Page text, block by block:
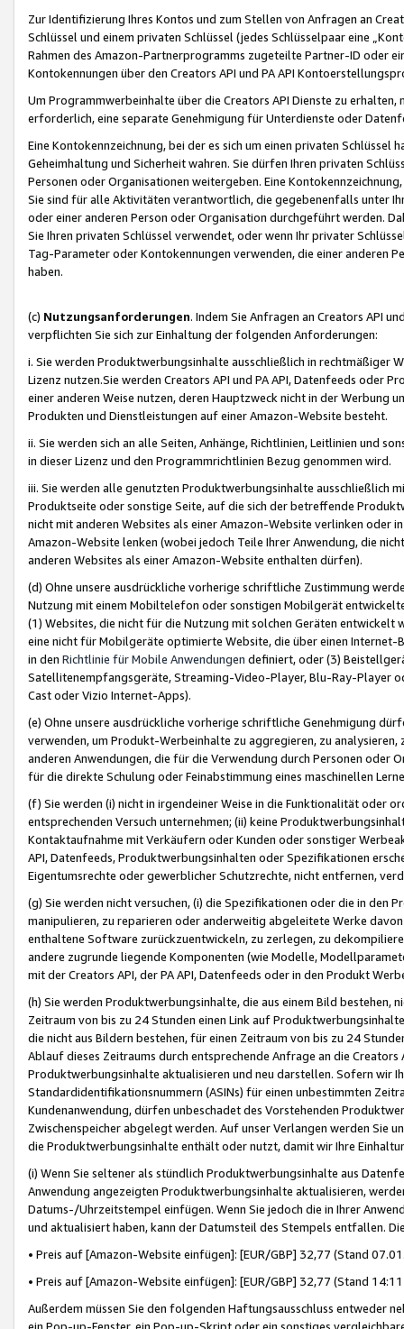
Zur Identifizierung Ihres Kontos und zum Stellen von Anfragen an
Schlüssel und einem privaten Schlüssel (jedes Schlüsselpaar eine
Rahmen des Amazon-Partnerprogramms zugeteilte Partner-ID oder
Kontokennungen über den Creators API und PA API
Um Programmwerbeinhalte über die Creators API Dienste zu
erforderlich, eine separate Genehmigung für Unterdienste oder
Eine Kontokennzeichnung, bei der es sich um einen privaten
Geheimhaltung und Sicherheit wahren. Sie dürfen Ihren privaten
Personen oder Organisationen weitergeben. Eine
Sie sind für alle Aktivitäten verantwortlich, die gegebenenfalls unter
oder einer anderen Person oder Organisation durchgeführt werden.
Sie Ihren privaten Schlüssel verwendet, oder wenn Ihr privater
Tag-Parameter oder Kontokennungen verwenden, die einer anderen
haben.
(c) Nutzungsanforderungen. Indem Sie Anfragen an Creators API
verpflichten Sie sich zur Einhaltung der folgenden Anforderungen:
i. Sie werden Produktwerbungsinhalte ausschließlich in rechtmäßiger
Lizenz nutzen.Sie werden Creators API und PA API, Datenfeeds oder
einer anderen Weise nutzen, deren Hauptzweck nicht in der Werbung
Produkten und Dienstleistungen auf einer Amazon-Website besteht.
ii. Sie werden sich an alle Seiten, Anhänge, Richtlinien, Leitlinien und
in dieser Lizenz und den Programmrichtlinien Bezug genommen wird.
iii. Sie werden alle genutzten Produktwerbungsinhalte ausschließlich
Produktseite oder sonstige Seite, auf die sich der betreffende
nicht mit anderen Websites als einer Amazon-Website verlinken oder
Amazon-Website lenken (wobei jedoch Teile Ihrer Anwendung, die
anderen Websites als einer Amazon-Website enthalten dürfen).
(d) Ohne unsere ausdrückliche vorherige schriftliche Zustimmung
Nutzung mit einem Mobiltelefon oder sonstigen Mobilgerät
(1) Websites, die nicht für die Nutzung mit solchen Geräten
eine nicht für Mobilgeräte optimierte Website, die über einen
in den Richtlinie für Mobile Anwendungen definiert, oder (3)
Satellitenempfangsgeräte, Streaming-Video-Player, Blu-Ray-Player
Cast oder Vizio Internet-Apps).
(e) Ohne unsere ausdrückliche vorherige schriftliche Genehmigung
verwenden, um Produkt-Werbeinhalte zu aggregieren, zu
anderen Anwendungen, die für die Verwendung durch Personen
für die direkte Schulung oder Feinabstimmung eines maschinellen
(f) Sie werden (i) nicht in irgendeiner Weise in die Funktionalität oder
entsprechenden Versuch unternehmen; (ii) keine
Kontaktaufnahme mit Verkäufern oder Kunden oder sonstiger
API, Datenfeeds, Produktwerbungsinhalten oder Spezifikationen
Eigentumsrechte oder gewerblicher Schutzrechte, nicht entfernen,
(g) Sie werden nicht versuchen, (i) die Spezifikationen oder die in
manipulieren, zu reparieren oder anderweitig abgeleitete Werke
enthaltene Software zurückzuentwickeln, zu zerlegen, zu
andere zugrunde liegende Komponenten (wie Modelle,
mit der Creators API, der PA API, Datenfeeds oder in den Produkt
(h) Sie werden Produktwerbungsinhalte, die aus einem Bild bestehen,
Zeitraum von bis zu 24 Stunden einen Link auf
die nicht aus Bildern bestehen, für einen Zeitraum von bis zu 24
Ablauf dieses Zeitraums durch entsprechende Anfrage an die
Produktwerbungsinhalte aktualisieren und neu darstellen. Sofern wir
Standardidentifikationsnummern (ASINs) für einen unbestimmten
Kundenanwendung, dürfen unbeschadet des Vorstehenden
Zwischenspeicher abgelegt werden. Auf unser Verlangen werden Sie
die Produktwerbungsinhalte enthält oder nutzt, damit wir Ihre
(i) Wenn Sie seltener als stündlich Produktwerbungsinhalte aus
Anwendung angezeigten Produktwerbungsinhalte aktualisieren,
Datums-/Uhrzeitstempel einfügen. Wenn Sie jedoch die in Ihrer
und aktualisiert haben, kann der Datumsteil des Stempels entfallen.
• Preis auf [Amazon-Website einfügen]: [EUR/GBP] 32,77 (Stand
• Preis auf [Amazon-Website einfügen]: [EUR/GBP] 32,77 (Stand
Außerdem müssen Sie den folgenden Haftungsausschluss entweder
ein Pop-up-Fenster, ein Pop-up-Skript oder ein sonstiges